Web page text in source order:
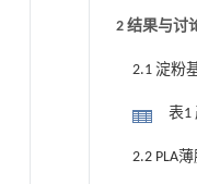
2 结果与讨
2.1 淀粉
迁移规律分
表1
的总
2.2 PLA